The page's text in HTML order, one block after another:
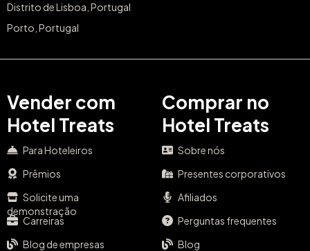
Distrito de Lisboa, Portugal
Porto, Portugal
Vender com
Hotel Treats
Para Hoteleiros
Prêmios
Solicite uma
demonstração
Carreiras
Blog de empresas
Comprar no
Hotel Treats
Sobre nós
Presentes corporativos
Afiliados
Perguntas frequentes
Blog